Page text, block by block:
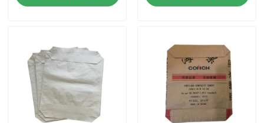
Visite d'usine
Contrôle de qualité